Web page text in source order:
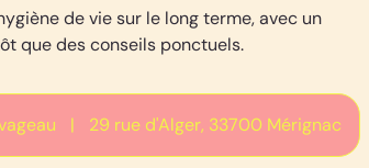
de vie sur le long terme, avec un
| 29 rue d'Alger, 33700 Mérignac